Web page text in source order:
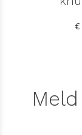
€